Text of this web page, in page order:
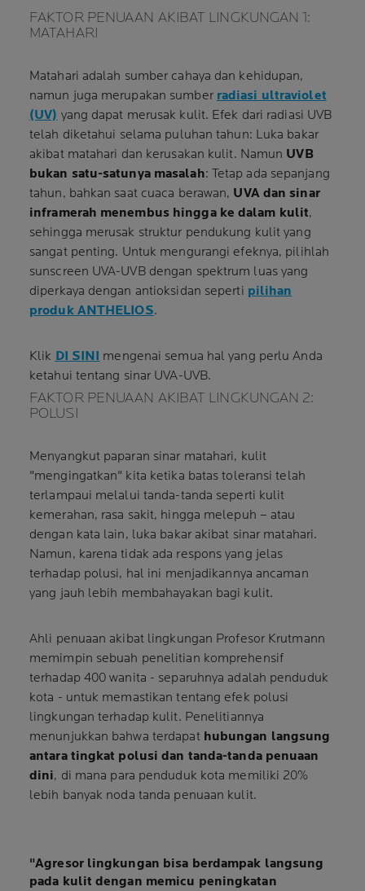
FAKTOR PENUAAN AKIBAT LINGKUNGAN 1:
MATAHARI
Matahari adalah sumber cahaya dan kehidupan,
namun juga merupakan sumber radiasi ultraviolet
(UV) yang dapat merusak kulit. Efek dari radiasi UVB
telah diketahui selama puluhan tahun: Luka bakar
akibat matahari dan kerusakan kulit. Namun UVB
bukan satu-satunya masalah: Tetap ada sepanjang
tahun, bahkan saat cuaca berawan, UVA dan sinar
inframerah menembus hingga ke dalam kulit,
sehingga merusak struktur pendukung kulit yang
sangat penting. Untuk mengurangi efeknya, pilihlah
sunscreen UVA-UVB dengan spektrum luas yang
diperkaya dengan antioksidan seperti pilihan
produk ANTHELIOS.
Klik DI SINI mengenai semua hal yang perlu Anda
ketahui tentang sinar UVA-UVB.
FAKTOR PENUAAN AKIBAT LINGKUNGAN 2:
POLUSI
Menyangkut paparan sinar matahari, kulit
"mengingatkan" kita ketika batas toleransi telah
terlampaui melalui tanda-tanda seperti kulit
kemerahan, rasa sakit, hingga melepuh – atau
dengan kata lain, luka bakar akibat sinar matahari.
Namun, karena tidak ada respons yang jelas
terhadap polusi, hal ini menjadikannya ancaman
yang jauh lebih membahayakan bagi kulit.
Ahli penuaan akibat lingkungan Profesor Krutmann
memimpin sebuah penelitian komprehensif
terhadap 400 wanita - separuhnya adalah penduduk
kota - untuk memastikan tentang efek polusi
lingkungan terhadap kulit. Penelitiannya
menunjukkan bahwa terdapat hubungan langsung
antara tingkat polusi dan tanda-tanda penuaan
dini, di mana para penduduk kota memiliki 20%
lebih banyak noda tanda penuaan kulit.
"Agresor lingkungan bisa berdampak langsung
pada kulit dengan memicu peningkatan